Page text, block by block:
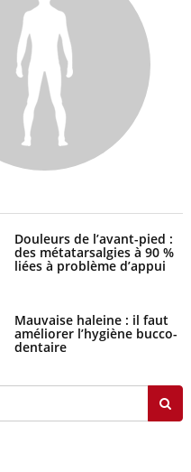
Douleurs de l’avant-pied :
des métatarsalgies à 90 %
liées à problème d’appui
Mauvaise haleine : il faut
améliorer l’hygiène bucco-
dentaire